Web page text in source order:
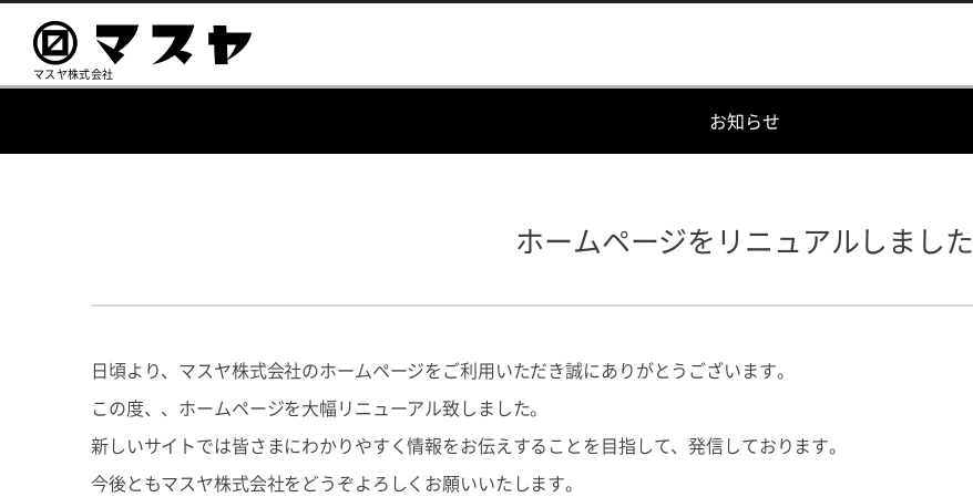
マスヤ株式会社
お知らせ
ホームページをリニュアルしました
日頃より、マスヤ株式会社のホームページをご利用いただき誠にありがとうございます。
この度、、ホームページを大幅リニューアル致しました。
新しいサイトでは皆さまにわかりやすく情報をお伝えすることを目指して、発信しております。
今後ともマスヤ株式会社をどうぞよろしくお願いいたします。